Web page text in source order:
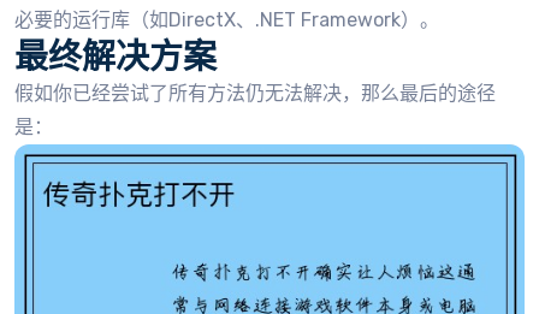
必要的运行库（如DirectX、.NET Framework）。
最终解决方案
假如你已经尝试了所有方法仍无法解决，那么最后的途径
是：